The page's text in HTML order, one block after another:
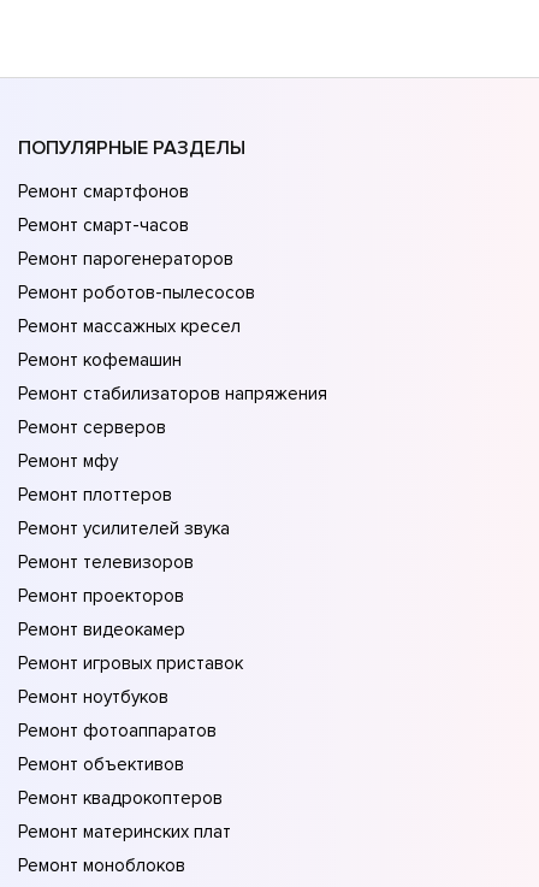
ПОПУЛЯРНЫЕ РАЗДЕЛЫ
Ремонт смартфонов
Ремонт смарт-часов
Ремонт парогенераторов
Ремонт роботов-пылесосов
Ремонт массажных кресел
Ремонт кофемашин
Ремонт стабилизаторов напряжения
Ремонт серверов
Ремонт мфу
Ремонт плоттеров
Ремонт усилителей звука
Ремонт телевизоров
Ремонт проекторов
Ремонт видеокамер
Ремонт игровых приставок
Ремонт ноутбуков
Ремонт фотоаппаратов
Ремонт объективов
Ремонт квадрокоптеров
Ремонт материнских плат
Ремонт моноблоков